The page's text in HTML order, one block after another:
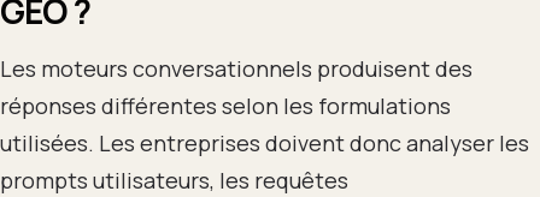
GEO ?
Les moteurs conversationnels produisent des
réponses différentes selon les formulations
utilisées. Les entreprises doivent donc analyser les
prompts utilisateurs, les requêtes